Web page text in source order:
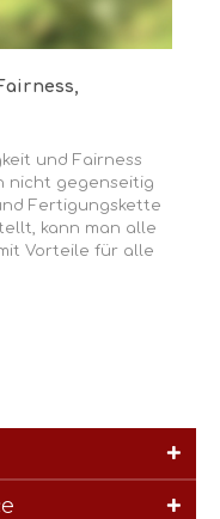
und Fairness
nicht gegenseitig
Fertigungskette
kann man alle
Vorteile für alle